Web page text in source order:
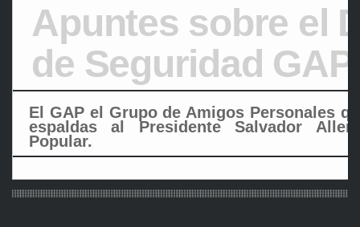
Apuntes sobre el
de Seguridad GAP
El GAP el Grupo de Amigos Personales
espaldas al Presidente Salvador
Popular.